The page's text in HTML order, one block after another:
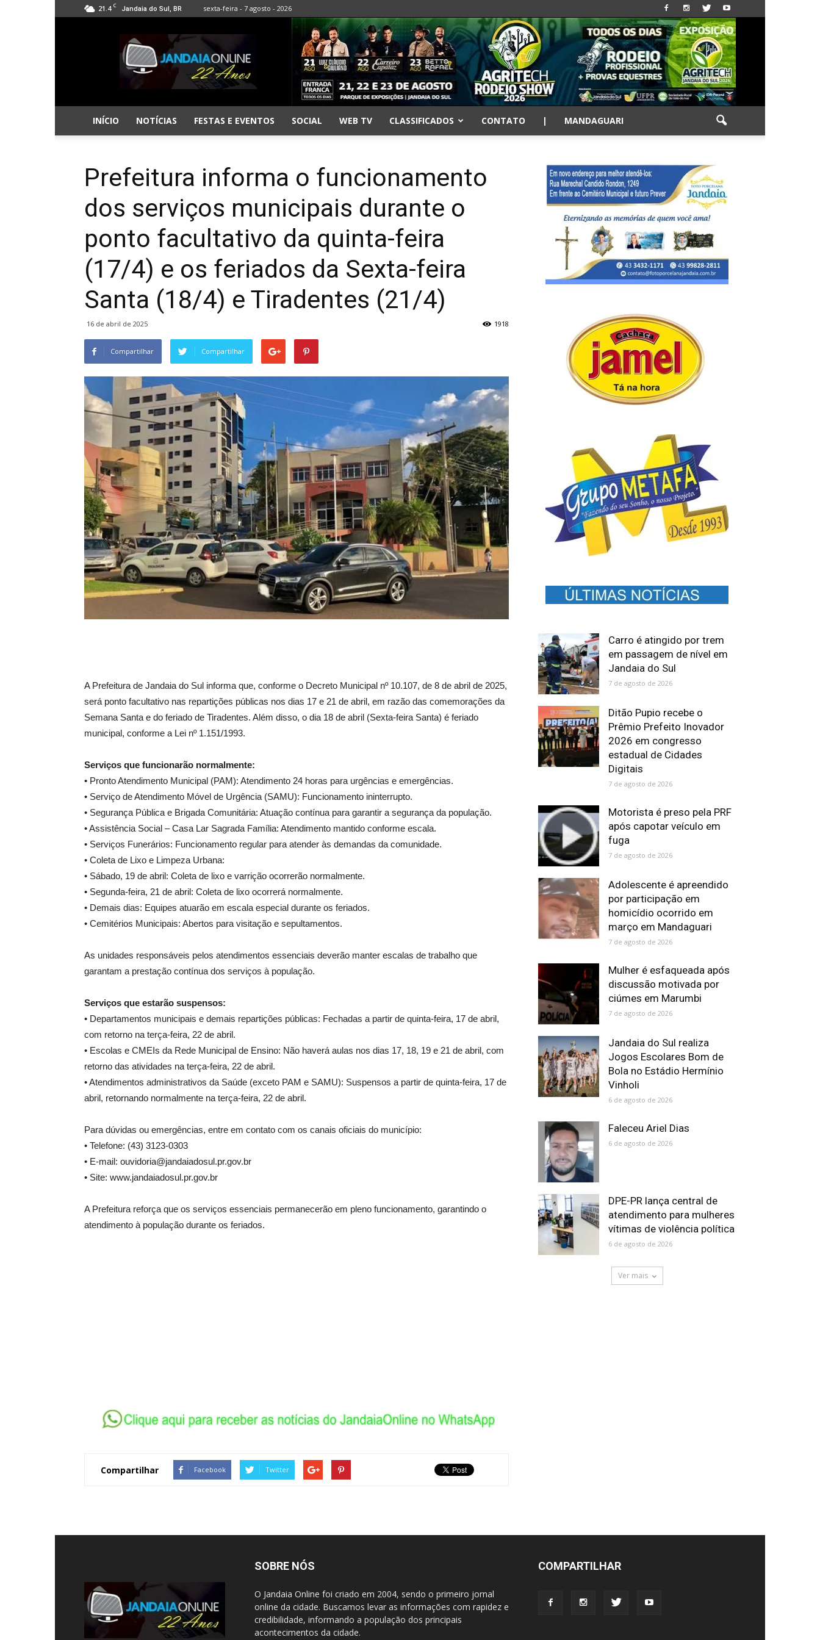
21.4 C Jandaia do Sul, BR sexta-feira - 7 agosto - 2026
Jandaia
Online
INÍCIO NOTÍCIAS FESTAS E EVENTOS SOCIAL WEB TV CLASSIFICADOS CONTATO | MANDAGUARI
Prefeitura informa o funcionamento
dos serviços municipais durante o
ponto facultativo da quinta-feira
(17/4) e os feriados da Sexta-feira
Santa (18/4) e Tiradentes (21/4)
16 de abril de 2025 1918
Compartilhar Compartilhar
A Prefeitura de Jandaia do Sul informa que, conforme o Decreto Municipal nº 10.107, de 8 de abril de 2025,
será ponto facultativo nas repartições públicas nos dias 17 e 21 de abril, em razão das comemorações da
Semana Santa e do feriado de Tiradentes. Além disso, o dia 18 de abril (Sexta-feira Santa) é feriado
municipal, conforme a Lei nº 1.151/1993.
Serviços que funcionarão normalmente:
• Pronto Atendimento Municipal (PAM): Atendimento 24 horas para urgências e emergências.
• Serviço de Atendimento Móvel de Urgência (SAMU): Funcionamento ininterrupto.
• Segurança Pública e Brigada Comunitária: Atuação contínua para garantir a segurança da população.
• Assistência Social – Casa Lar Sagrada Família: Atendimento mantido conforme escala.
• Serviços Funerários: Funcionamento regular para atender às demandas da comunidade.
• Coleta de Lixo e Limpeza Urbana:
• Sábado, 19 de abril: Coleta de lixo e varrição ocorrerão normalmente.
• Segunda-feira, 21 de abril: Coleta de lixo ocorrerá normalmente.
• Demais dias: Equipes atuarão em escala especial durante os feriados.
• Cemitérios Municipais: Abertos para visitação e sepultamentos.
As unidades responsáveis pelos atendimentos essenciais deverão manter escalas de trabalho que
garantam a prestação contínua dos serviços à população.
Serviços que estarão suspensos:
• Departamentos municipais e demais repartições públicas: Fechadas a partir de quinta-feira, 17 de abril,
com retorno na terça-feira, 22 de abril.
• Escolas e CMEIs da Rede Municipal de Ensino: Não haverá aulas nos dias 17, 18, 19 e 21 de abril, com
retorno das atividades na terça-feira, 22 de abril.
• Atendimentos administrativos da Saúde (exceto PAM e SAMU): Suspensos a partir de quinta-feira, 17 de
abril, retornando normalmente na terça-feira, 22 de abril.
Para dúvidas ou emergências, entre em contato com os canais oficiais do município:
• Telefone: (43) 3123-0303
• E-mail: ouvidoria@jandaiadosul.pr.gov.br
• Site: www.jandaiadosul.pr.gov.br
A Prefeitura reforça que os serviços essenciais permanecerão em pleno funcionamento, garantindo o
atendimento à população durante os feriados.
Compartilhar Facebook Twitter
Carro é atingido por trem
em passagem de nível em
Jandaia do Sul
7 de agosto de 2026
Ditão Pupio recebe o
Prêmio Prefeito Inovador
2026 em congresso
estadual de Cidades
Digitais
7 de agosto de 2026
Motorista é preso pela PRF
após capotar veículo em
fuga
7 de agosto de 2026
Adolescente é apreendido
por participação em
homicídio ocorrido em
março em Mandaguari
7 de agosto de 2026
Mulher é esfaqueada após
discussão motivada por
ciúmes em Marumbi
7 de agosto de 2026
Jandaia do Sul realiza
Jogos Escolares Bom de
Bola no Estádio Hermínio
Vinholi
6 de agosto de 2026
Faleceu Ariel Dias
6 de agosto de 2026
DPE-PR lança central de
atendimento para mulheres
vítimas de violência política
6 de agosto de 2026
Ver mais
SOBRE NÓS
O Jandaia Online foi criado em 2004, sendo o primeiro jornal
online da cidade. Buscamos levar as informações com rapidez e
credibilidade, informando a população dos principais
acontecimentos da cidade.
COMPARTILHAR